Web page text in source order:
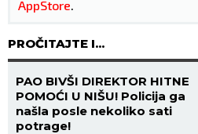
AppStore
PROČITAJTE I...
PAO BIVŠI DIREKTOR HITNE
POMOĆI U NIŠU! Policija ga
našla posle nekoliko sati
potrage!